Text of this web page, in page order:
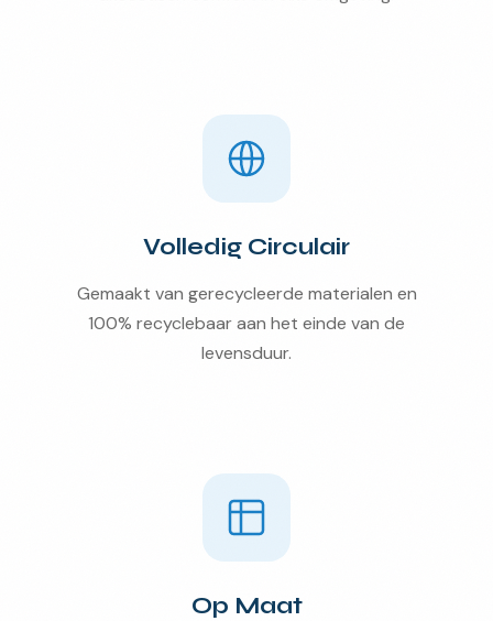
Volledig Circulair
Gemaakt van gerecycleerde materialen en
100% recyclebaar aan het einde van de
levensduur.
Op Maat